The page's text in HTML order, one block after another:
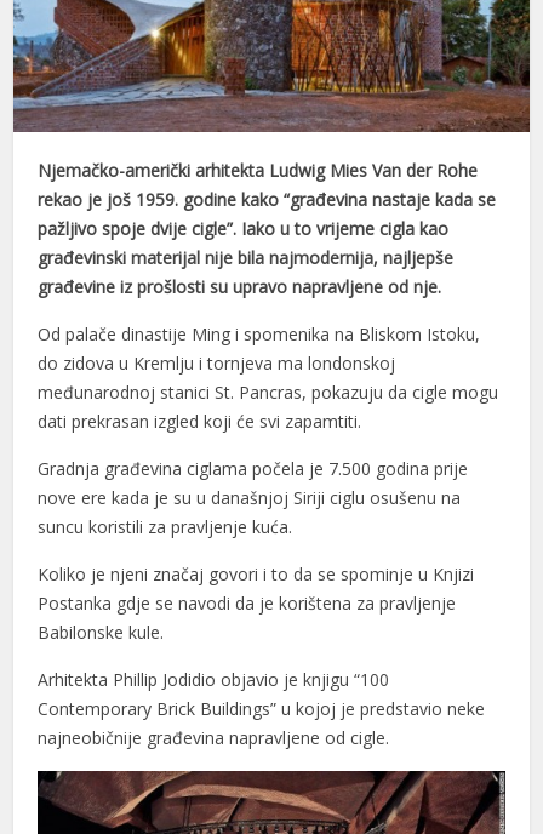
Njemačko-američki arhitekta Ludwig Mies Van der Rohe
rekao je još 1959. godine kako “građevina nastaje kada se
pažljivo spoje dvije cigle”. Iako u to vrijeme cigla kao
građevinski materijal nije bila najmodernija, najljepše
građevine iz prošlosti su upravo napravljene od nje.
Od palače dinastije Ming i spomenika na Bliskom Istoku,
do zidova u Kremlju i tornjeva ma londonskoj
međunarodnoj stanici St. Pancras, pokazuju da cigle mogu
dati prekrasan izgled koji će svi zapamtiti.
Gradnja građevina ciglama počela je 7.500 godina prije
nove ere kada je su u današnjoj Siriji ciglu osušenu na
suncu koristili za pravljenje kuća.
Koliko je njeni značaj govori i to da se spominje u Knjizi
Postanka gdje se navodi da je korištena za pravljenje
Babilonske kule.
Arhitekta Phillip Jodidio objavio je knjigu “100
Contemporary Brick Buildings” u kojoj je predstavio neke
najneobičnije građevina napravljene od cigle.